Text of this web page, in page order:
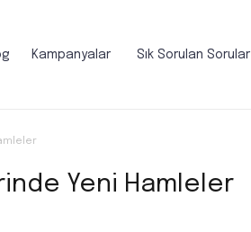
Kampanyalar Sık Sorulan Sorular
Yeni Hamleler